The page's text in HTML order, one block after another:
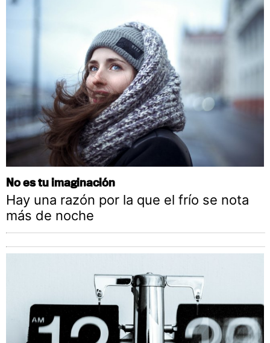
No es tu imaginación
Hay una razón por la que el frío se nota
más de noche